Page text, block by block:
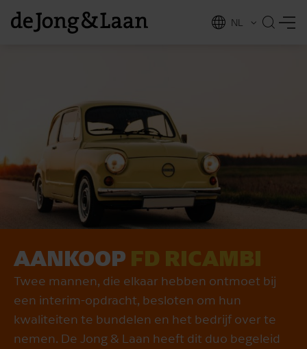
NL
AANKOOP FD RICAMBI
Twee mannen, die elkaar hebben ontmoet bij
een interim-opdracht, besloten om hun
kwaliteiten te bundelen en het bedrijf over te
nemen. De Jong & Laan heeft dit duo begeleid